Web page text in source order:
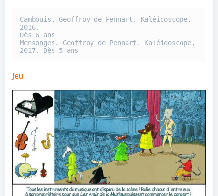
Cambouis. Geoffroy de Pennart. Kaléidoscope,
2016.
Dès 6 ans
Mensonges. Geoffroy de Pennart. Kaléidoscope,
2017. Dès 5 ans
Jeu